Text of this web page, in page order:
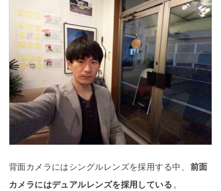
背面カメラにはシングルレンズを採用する中、
前面
カメラにはデュアルレンズを採用している 。